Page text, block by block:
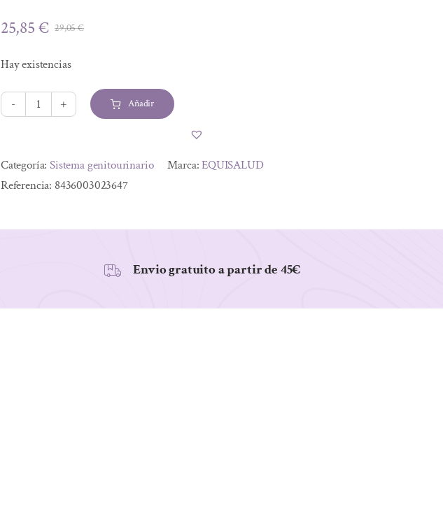
29,05€El
era:
29,05 €.
25,85€
El
es:
25,85 €.
Hay existencias
HOLOFIT
cáp.
cantidad
Añadir
Categoría:Sistema genitourinario Marca:EQUISALUD
Referencia: 8436003023647
Envio gratuito a partir de 45€